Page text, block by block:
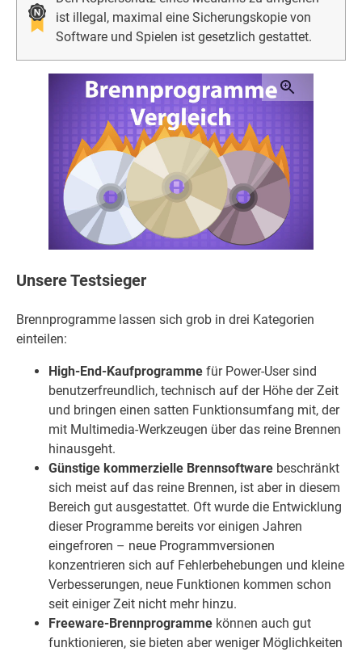
ist illegal, maximal eine Sicherungskopie von
Software und Spielen ist gesetzlich gestattet.
Unsere Testsieger
Brennprogramme lassen sich grob in drei Kategorien
einteilen:
High-End-Kaufprogramme für Power-User sind
benutzerfreundlich, technisch auf der Höhe der Zeit
und bringen einen satten Funktionsumfang mit, der
mit Multimedia-Werkzeugen über das reine Brennen
hinausgeht.
Günstige kommerzielle Brennsoftware beschränkt
sich meist auf das reine Brennen, ist aber in diesem
Bereich gut ausgestattet. Oft wurde die Entwicklung
dieser Programme bereits vor einigen Jahren
eingefroren – neue Programmversionen
konzentrieren sich auf Fehlerbehebungen und kleine
Verbesserungen, neue Funktionen kommen schon
seit einiger Zeit nicht mehr hinzu.
Freeware-Brennprogramme können auch gut
funktionieren, sie bieten aber weniger Möglichkeiten